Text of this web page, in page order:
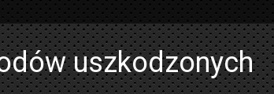
uszkodzonych